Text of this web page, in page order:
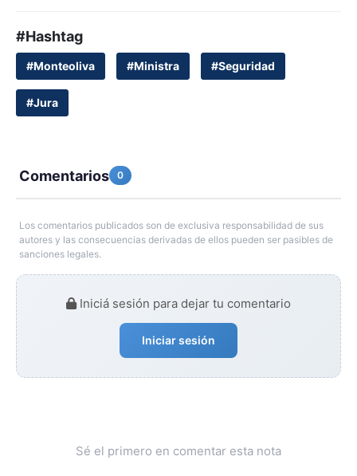
#Hashtag
#Monteoliva #Ministra #Seguridad
#Jura
Comentarios 0
Los comentarios publicados son de exclusiva responsabilidad de sus
autores y las consecuencias derivadas de ellos pueden ser pasibles de
sanciones legales.
Iniciá sesión para dejar tu comentario
Iniciar sesión
Sé el primero en comentar esta nota